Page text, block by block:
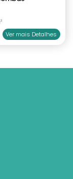
planta Bombas